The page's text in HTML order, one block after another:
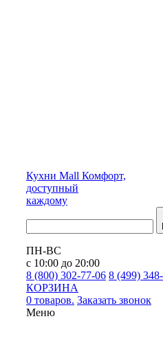
Кухни Mall Комфорт,
доступный
каждому
ПН-ВС
с 10:00 до 20:00
8 (800) 302-77-06 8 (499)
КОРЗИНА
0 товаров. Заказать звонок
Меню